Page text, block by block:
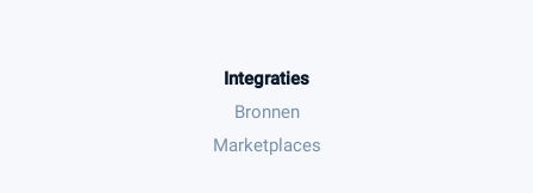
Integraties
Bronnen
Marketplaces